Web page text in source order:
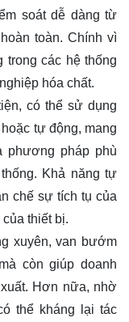
soát dễ dàng từ
toàn. Chính vì
các hệ thống
hóa chất.
có thể sử dụng
tự động, mang
phương pháp phù
Khả năng tự
chế sự tích tụ của
thiết bị.
xuyên, van bướm
còn giúp doanh
Hơn nữa, nhờ
thể kháng lại tác